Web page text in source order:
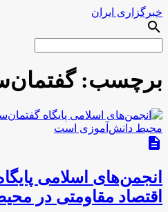
خبرگزاری ایران
search
برچسب:
description
انجمن‌های اسلامی
اقتصاد مقاومتی در